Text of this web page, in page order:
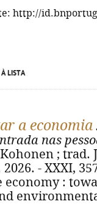
http://
LISTA
a economia
nas
; trad.
- XXXI,
economy :